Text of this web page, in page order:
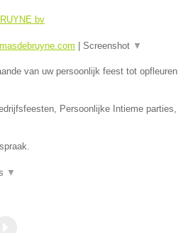
bv
Screenshot ▼
van uw persoonlijk feest tot opfleuren
Persoonlijke Intieme parties,
▼